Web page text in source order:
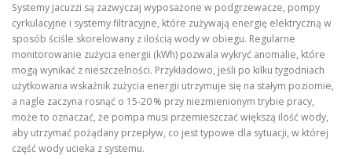
Systemy jacuzzi są zazwyczaj wyposażone w podgrzewacze, pompy
cyrkulacyjne i systemy filtracyjne, które zużywają energię elektryczną w
sposób ściśle skorelowany z ilością wody w obiegu. Regularne
monitorowanie zużycia energii (kWh) pozwala wykryć anomalie, które
mogą wynikać z nieszczelności. Przykładowo, jeśli po kilku tygodniach
użytkowania wskaźnik zużycia energii utrzymuje się na stałym poziomie,
a nagle zaczyna rosnąć o 15‑20 % przy niezmienionym trybie pracy,
może to oznaczać, że pompa musi przemieszczać większą ilość wody,
aby utrzymać pożądany przepływ, co jest typowe dla sytuacji, w której
część wody ucieka z systemu.